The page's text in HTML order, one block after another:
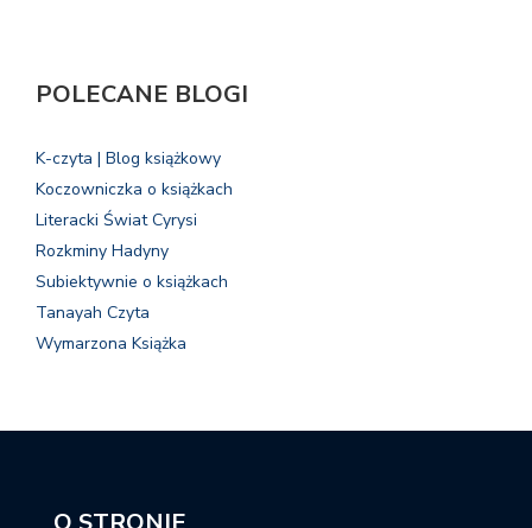
POLECANE BLOGI
K-czyta | Blog książkowy
Koczowniczka o książkach
Literacki Świat Cyrysi
Rozkminy Hadyny
Subiektywnie o książkach
Tanayah Czyta
Wymarzona Książka